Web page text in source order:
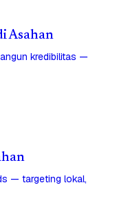
Asahan
kredibilitas —
— targeting lokal,